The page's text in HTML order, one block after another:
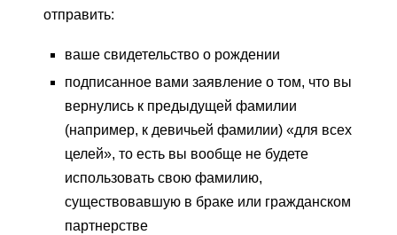
отправить:
ваше свидетельство о рождении
подписанное вами заявление о том, что вы
вернулись к предыдущей фамилии
(например, к девичьей фамилии) «для всех
целей», то есть вы вообще не будете
использовать свою фамилию,
существовавшую в браке или гражданском
партнерстве